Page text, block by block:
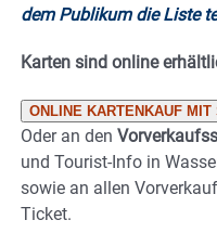
dem Publikum die Liste
Karten sind online
ONLINE KARTENKAUF
Oder an den
und Tourist-Info in
sowie an allen
Ticket.